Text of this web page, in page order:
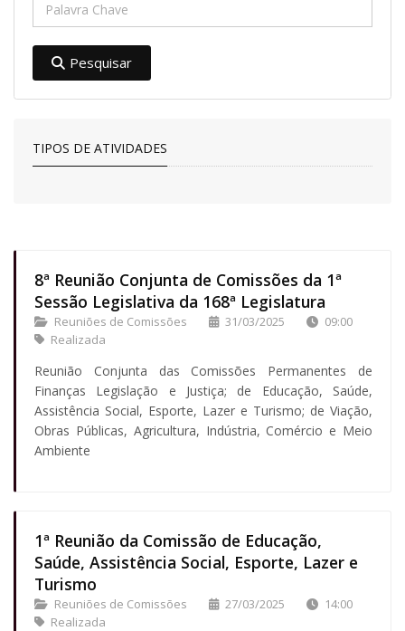
8ª Reunião Conjunta de Comissões da 1ª
Sessão Legislativa da 168ª Legislatura
Reuniões de Comissões 31/03/2025
09:00
Realizada
Reunião Conjunta das Comissões Permanentes de
Finanças Legislação e Justiça; de Educação, Saúde,
Assistência Social, Esporte, Lazer e Turismo; de Viação,
Obras Públicas, Agricultura, Indústria, Comércio e Meio
Ambiente
1ª Reunião da Comissão de Educação,
Saúde, Assistência Social, Esporte, Lazer e
Turismo
Reuniões de Comissões 27/03/2025
14:00
Realizada
Pesquisar
TIPOS DE ATIVIDADES